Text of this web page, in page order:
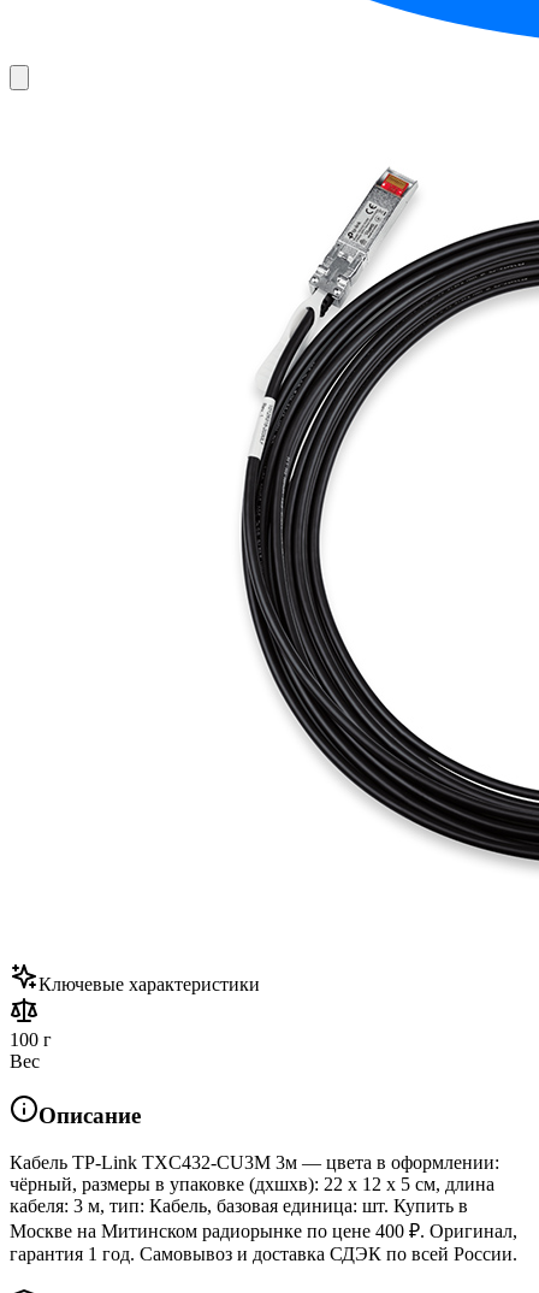
Ключевые характеристики
100 г
Вес
Описание
Кабель TP-Link TXC432-CU3M 3м — цвета в оформлении:
чёрный, размеры в упаковке (дхшхв): 22 x 12 x 5 см, длина
кабеля: 3 м, тип: Кабель, базовая единица: шт. Купить в
Москве на Митинском радиорынке по цене 400 ₽. Оригинал,
гарантия 1 год. Самовывоз и доставка СДЭК по всей России.